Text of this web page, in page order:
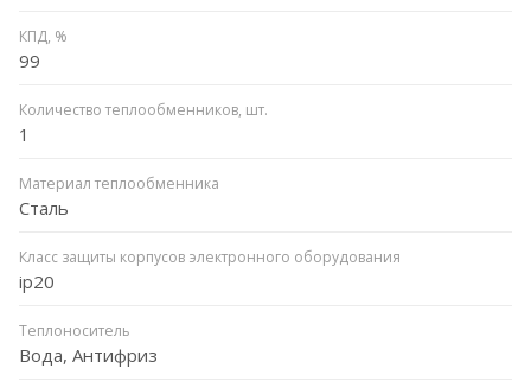
КПД, %
99
Количество теплообменников, шт.
1
Материал теплообменника
Сталь
Класс защиты корпусов электронного оборудования
ip20
Теплоноситель
Вода, Антифриз